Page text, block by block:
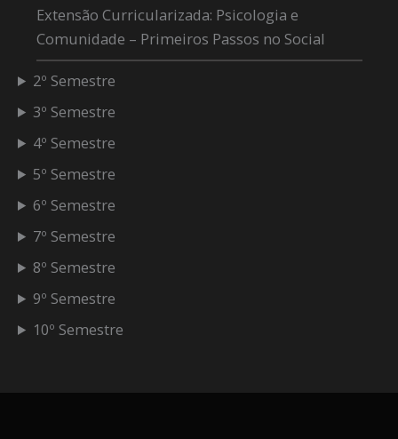
Extensão Curricularizada: Psicologia e
Comunidade – Primeiros Passos no Social
2º Semestre
3º Semestre
4º Semestre
5º Semestre
6º Semestre
7º Semestre
8º Semestre
9º Semestre
10º Semestre